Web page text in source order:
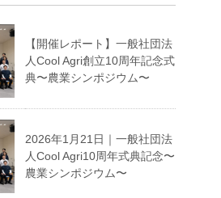
【開催レポート】一般社団法
人Cool Agri創立10周年記念式
典〜農業シンポジウム〜
2026年1月21日｜一般社団法
人Cool Agri10周年式典記念〜
農業シンポジウム〜